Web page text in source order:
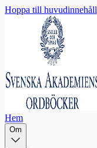
Hoppa till huvudinnehåll
Hem
Om